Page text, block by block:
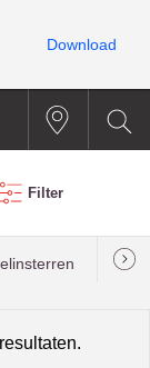
Filter
Download